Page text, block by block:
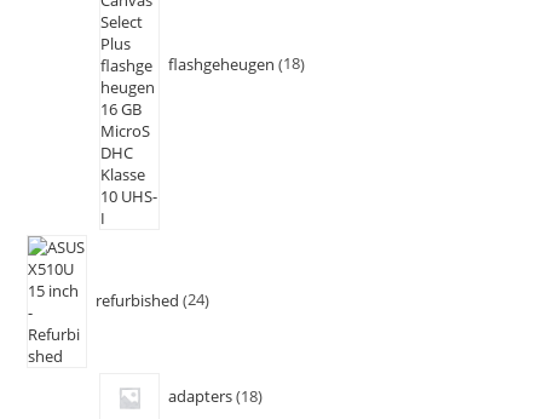
flashgeheugen 18
refurbished 24
adapters 18